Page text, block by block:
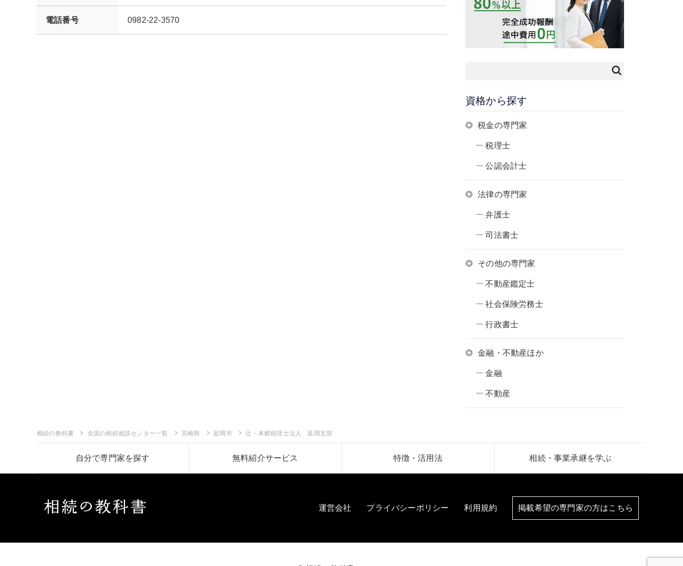
電話番号 0982-22-3570
資格から探す
税金の専門家
税理士
公認会計士
法律の専門家
弁護士
司法書士
その他の専門家
不動産鑑定士
社会保険労務士
行政書士
金融・不動産ほか
金融
不動産
相続の教科書 全国の相続相談センター一覧 宮崎県 延岡市 辻・本郷税理士法人 延岡支部
自分で専門家を探す 無料紹介サービス 特徴・活用法 相続・事業承継を学ぶ
運営会社 プライバシーポリシー 利用規約 掲載希望の専門家の方はこちら